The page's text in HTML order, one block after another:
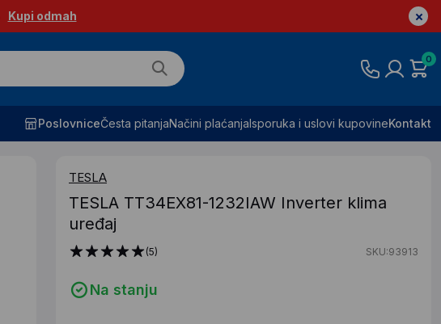
Kupi odmah
0
PoslovniceČesta pitanjaNačini plaćanjaIsporuka i uslovi kupovineKontakt
TESLA
TESLA TT34EX81-1232IAW Inverter klima
uređaj
(5) SKU:93913
Na stanju